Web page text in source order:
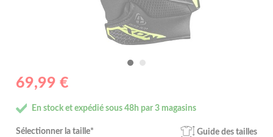
69,99 €
En stock et expédié sous 48h par 3 magasins
Sélectionner la taille* Guide des tailles